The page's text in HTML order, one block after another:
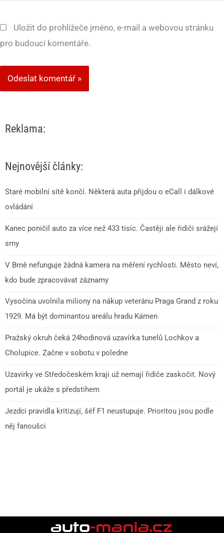
Uložit do prohlížeče jméno, e-mail a webovou stránku
pro budoucí komentáře.
Reklama:
Nejnovější články:
Staré mobilní sítě končí. Některá auta přijdou o eCall i dálkové
ovládání
Kanec poničil auto za více než 433 tisíc. Častěji ale řidiči srážejí
srny
V Brně nefunguje žádná kamera na měření rychlosti. Město neví,
kdo bude zpracovávat záznamy
Vysočina uvolnila miliony na nákup veteránu Praga Grand z roku
1929. Má být dominantou areálu hradu Kámen
Pražský okruh čeká 24hodinová uzavírka tunelů Lochkov a
Cholupice. Začne v sobotu v poledne
Uzavírky ve Středočeském kraji už nemají řidiče zaskočit. Nový
portál je ukáže s předstihem
Jezdci pravidla kritizují, šéf F1 neustupuje. Prioritou jsou podle
něj fanoušci